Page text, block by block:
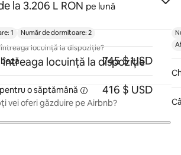
de la 3.206 L RON pe lună
locuință la dispoziție?
întreaga locuință la dispoziție
vei oferi găzduire pe Airbnb?
1 Număr de dormitoare: 2
745 $ USD
o săptămână 416 $ USD